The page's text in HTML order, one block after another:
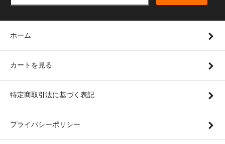
ホーム
カートを見る
特定商取引法に基づく表記
プライバシーポリシー